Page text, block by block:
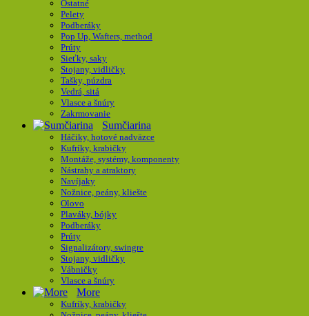
Ostatné
Pelety
Podberáky
Pop Up, Wafters, method
Prúty
Sieťky, saky
Stojany, vidličky
Tašky, púzdra
Vedrá, sitá
Vlasce a šnúry
Zakrmovanie
Sumčiarina
Háčiky, hotové nadväzce
Kufríky, krabičky
Montáže, systémy, komponenty
Nástrahy a atraktory
Navíjaky
Nožnice, peány, kliešte
Olovo
Plaváky, bójky
Podberáky
Prúty
Signalizátory, swingre
Stojany, vidličky
Vábničky
Vlasce a šnúry
More
Kufríky, krabičky